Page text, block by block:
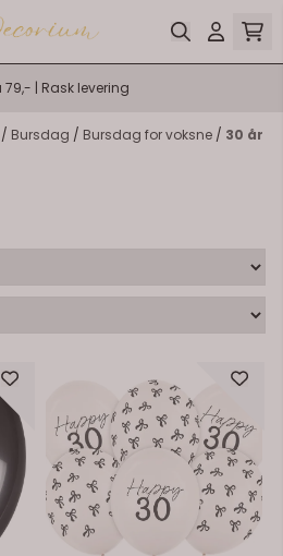
79,- | Rask levering
/ Bursdag / Bursdag for voksne / 30 år